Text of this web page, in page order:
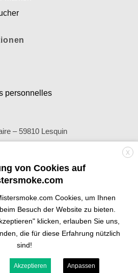
personnelles
– 59810 Lesquin
: 449 471 465 00053 - Siren : 449
est joignable par email
par téléphone au 03 20 90 56 55 du
17h.
Apple
Bank
Visa
Visa
X
von Cookies auf
Cookies, um Ihnen
Besuch der Website zu bieten.
klicken, erlauben Sie uns,
die für diese Erfahrung nützlich
sind!
Akzeptieren Anpassen